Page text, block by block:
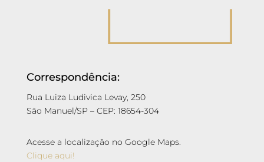
Correspondência:
Rua Luiza Ludivica Levay, 250
São Manuel/SP – CEP: 18654-304
Acesse a localização no Google Maps.
Clique aqui!